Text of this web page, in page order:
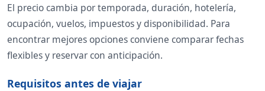
El precio cambia por temporada, duración, hotelería,
ocupación, vuelos, impuestos y disponibilidad. Para
encontrar mejores opciones conviene comparar fechas
flexibles y reservar con anticipación.
Requisitos antes de viajar